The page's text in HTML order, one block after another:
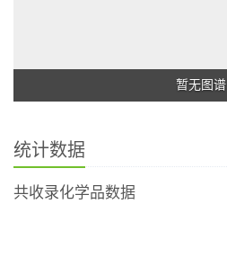
暂无图谱
统计数据
共收录化学品数据